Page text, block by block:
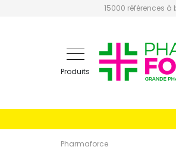
15000 références à
Produits
Pharmaforce